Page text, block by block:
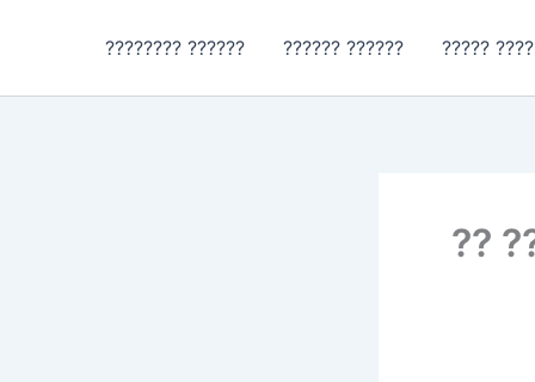
????? ???
?????? ??????
?????? ????????